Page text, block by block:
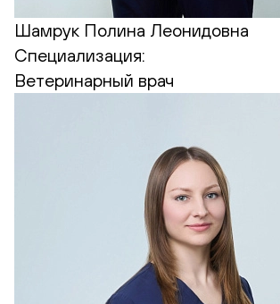
Шамрук Полина Леонидовна
Специализация:
Ветеринарный врач